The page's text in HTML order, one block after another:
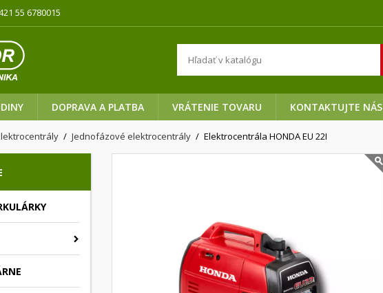
55 6780015
DOPRAVA A PLATBA VRÁTENIE TOVARU KONTAKTUJTE NÁS
Jednofázové elektrocentrály Elektrocentrála HONDA EU 22I